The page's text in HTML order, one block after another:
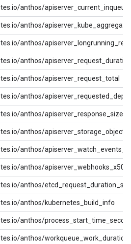
anthos/
anthos/
anthos/
anthos/
anthos/apiserver_request_total
anthos/
anthos/apiserver_response_sizes
anthos/apiserver_storage_objects
anthos/
anthos/
anthos/
anthos/kubernetes_build_info
anthos/
anthos/